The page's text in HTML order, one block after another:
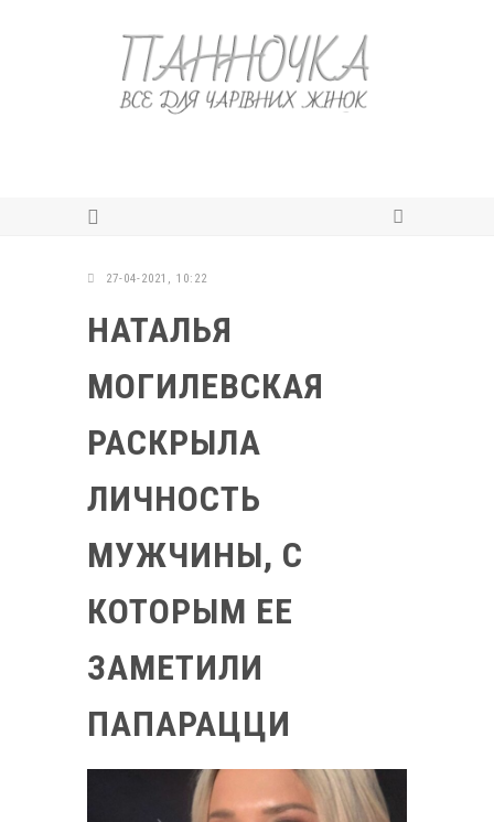
27-04-2021, 10:22
НАТАЛЬЯ
МОГИЛЕВСКАЯ
РАСКРЫЛА
ЛИЧНОСТЬ
МУЖЧИНЫ, С
КОТОРЫМ ЕЕ
ЗАМЕТИЛИ
ПАПАРАЦЦИ